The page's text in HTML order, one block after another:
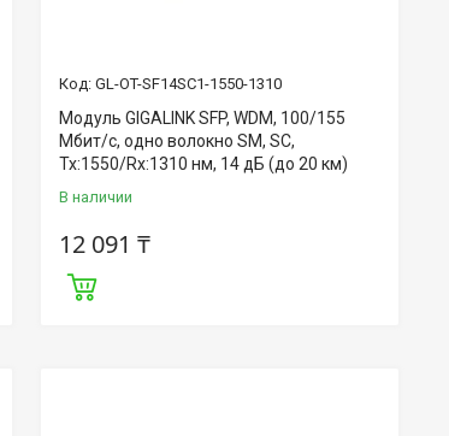
GL-OT-SF14SC1-1550-1310
Модуль GIGALINK SFP, WDM, 100/155
Мбит/c, одно волокно SM, SC,
Tx:1550/Rx:1310 нм, 14 дБ (до 20 км)
В наличии
12 091 ₸